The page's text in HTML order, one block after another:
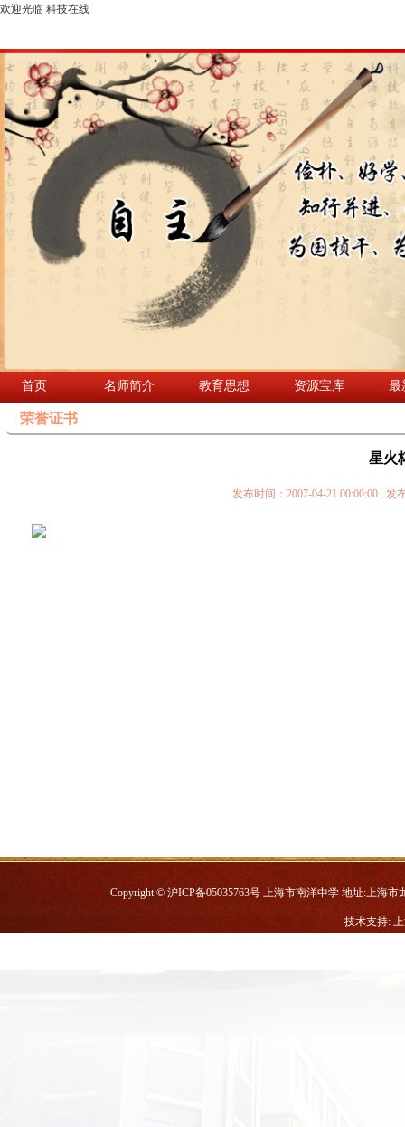
欢迎光临 科技在线
首页 名师简介 教育思想 资源宝库 最
荣誉证书
星火
发布时间：2007-04-21 00:00:00
Copyright © 沪ICP备05035763号 上海市南洋中学 地址:上海市
技术支持: